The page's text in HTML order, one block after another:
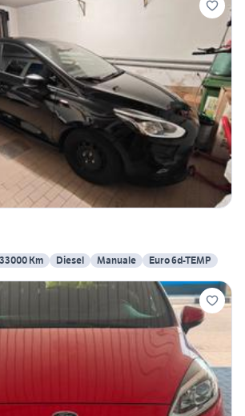
Km Diesel Manuale Euro 6d-TEMP